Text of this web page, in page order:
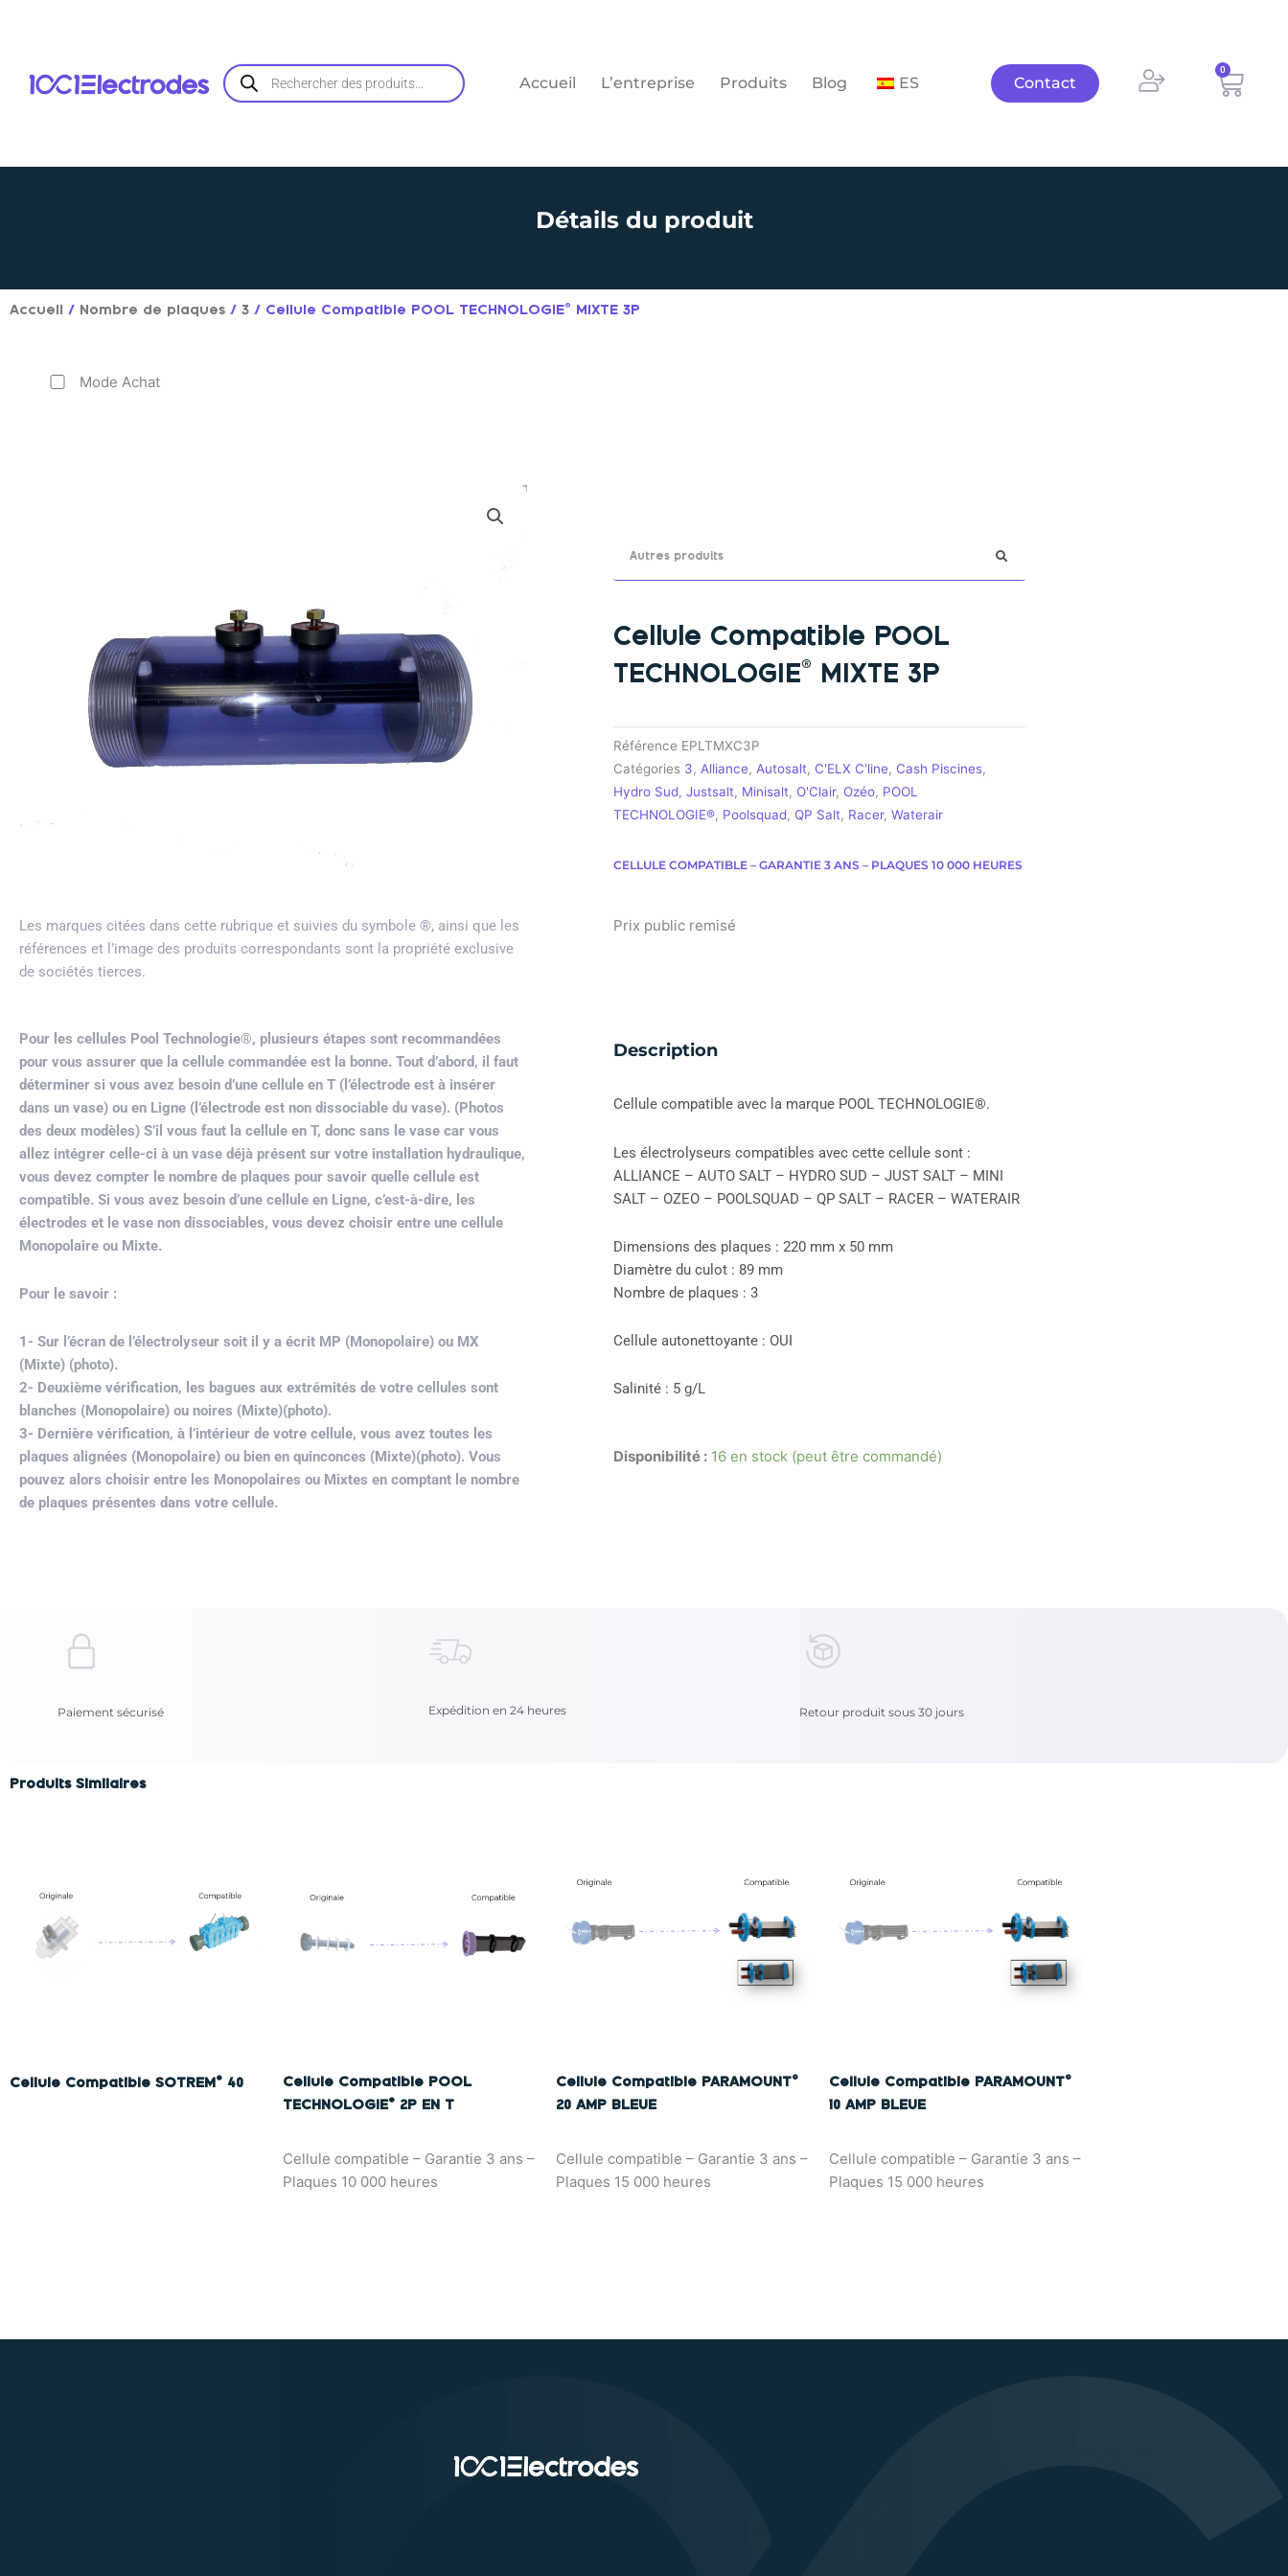
Recherche
de
produits
Accueil L’entreprise Produits Blog ES Contact
0
Détails du produit
Accueil / Nombre de plaques / 3 / Cellule Compatible POOL TECHNOLOGIE® MIXTE 3P
Mode Achat
Les marques citées dans cette rubrique et suivies du symbole ®, ainsi que les
références et l’image des produits correspondants sont la propriété exclusive
de sociétés tierces.
Pour les cellules Pool Technologie®, plusieurs étapes sont recommandées
pour vous assurer que la cellule commandée est la bonne. Tout d’abord, il faut
déterminer si vous avez besoin d’une cellule en T (l’électrode est à insérer
dans un vase) ou en Ligne (l’électrode est non dissociable du vase). (Photos
des deux modèles) S’il vous faut la cellule en T, donc sans le vase car vous
allez intégrer celle-ci à un vase déjà présent sur votre installation hydraulique,
vous devez compter le nombre de plaques pour savoir quelle cellule est
compatible. Si vous avez besoin d’une cellule en Ligne, c’est-à-dire, les
électrodes et le vase non dissociables, vous devez choisir entre une cellule
Monopolaire ou Mixte.
Pour le savoir :
1- Sur l’écran de l’électrolyseur soit il y a écrit MP (Monopolaire) ou MX
(Mixte) (photo).
2- Deuxième vérification, les bagues aux extrémités de votre cellules sont
blanches (Monopolaire) ou noires (Mixte)(photo).
3- Dernière vérification, à l’intérieur de votre cellule, vous avez toutes les
plaques alignées (Monopolaire) ou bien en quinconces (Mixte)(photo). Vous
pouvez alors choisir entre les Monopolaires ou Mixtes en comptant le nombre
de plaques présentes dans votre cellule.
Cellule Compatible POOL
TECHNOLOGIE® MIXTE 3P
Référence EPLTMXC3P
Catégories 3, Alliance, Autosalt, C'ELX C'line, Cash Piscines,
Hydro Sud, Justsalt, Minisalt, O'Clair, Ozéo, POOL
TECHNOLOGIE®, Poolsquad, QP Salt, Racer, Waterair
CELLULE COMPATIBLE – GARANTIE 3 ANS – PLAQUES 10 000 HEURES
Prix public remisé
Description
Cellule compatible avec la marque POOL TECHNOLOGIE®.
Les électrolyseurs compatibles avec cette cellule sont :
ALLIANCE – AUTO SALT – HYDRO SUD – JUST SALT – MINI
SALT – OZEO – POOLSQUAD – QP SALT – RACER – WATERAIR
Dimensions des plaques : 220 mm x 50 mm
Diamètre du culot : 89 mm
Nombre de plaques : 3
Cellule autonettoyante : OUI
Salinité : 5 g/L
Disponibilité : 16 en stock (peut être commandé)
Paiement sécurisé Expédition en 24 heures Retour produit sous 30 jours
Produits Similaires
Cellule Compatible SOTREM® 40
Cellule Compatible POOL
TECHNOLOGIE® 2P EN T
Cellule compatible – Garantie 3 ans –
Plaques 10 000 heures
Cellule Compatible PARAMOUNT©
20 AMP BLEUE
Cellule compatible – Garantie 3 ans –
Plaques 15 000 heures
Cellule Compatible PARAMOUNT©
10 AMP BLEUE
Cellule compatible – Garantie 3 ans –
Plaques 15 000 heures